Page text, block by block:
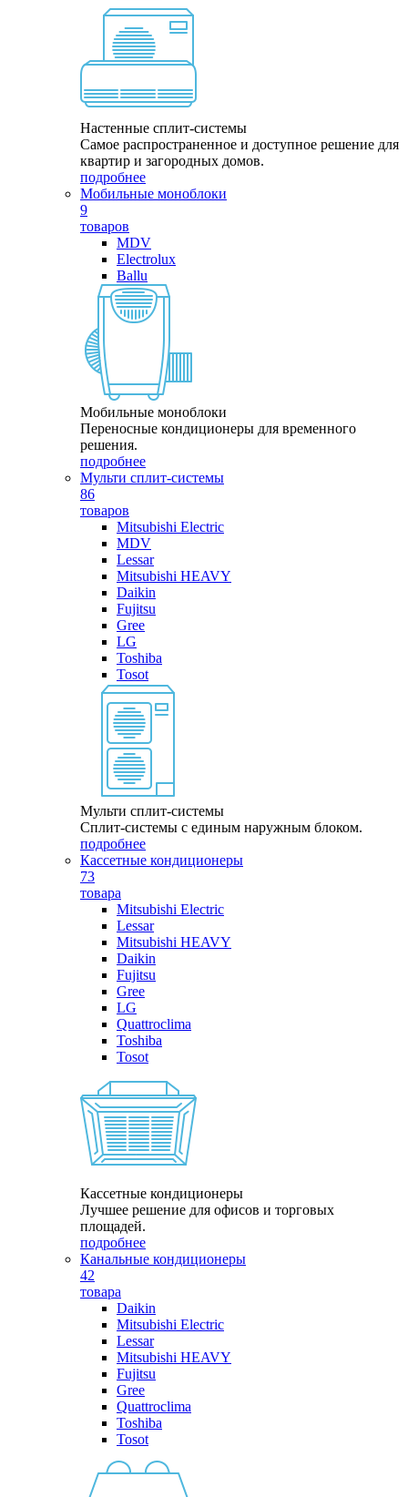
Настенные сплит-системы
Самое распространенное и доступное решение для
квартир и загородных домов.
подробнее
Мобильные моноблоки
9
товаров
MDV
Electrolux
Ballu
Мобильные моноблоки
Переносные кондиционеры для временного
решения.
подробнее
Мульти сплит-системы
86
товаров
Mitsubishi Electric
MDV
Lessar
Mitsubishi HEAVY
Daikin
Fujitsu
Gree
LG
Toshiba
Tosot
Мульти сплит-системы
Сплит-системы с единым наружным блоком.
подробнее
Кассетные кондиционеры
73
товара
Mitsubishi Electric
Lessar
Mitsubishi HEAVY
Daikin
Fujitsu
Gree
LG
Quattroclima
Toshiba
Tosot
Кассетные кондиционеры
Лучшее решение для офисов и торговых
площадей.
подробнее
Канальные кондиционеры
42
товара
Daikin
Mitsubishi Electric
Lessar
Mitsubishi HEAVY
Fujitsu
Gree
Quattroclima
Toshiba
Tosot